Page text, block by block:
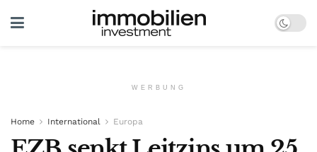
WERBUNG
Home International Europa